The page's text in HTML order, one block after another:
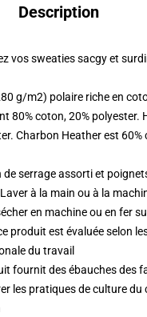
Description
vos sweaties sacgy et
g/m2) polaire riche en
80% coton, 20% polyester.
Charbon Heather est 60%
serrage assorti et
à la main ou à la
en machine ou en fer
produit est évaluée selon
du travail
fournit des ébauches des
les pratiques de culture du